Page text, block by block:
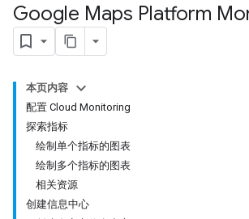
Google Maps Platform
本页内容
配置 Cloud Monitoring
探索指标
绘制单个指标的图表
绘制多个指标的图表
相关资源
创建信息中心